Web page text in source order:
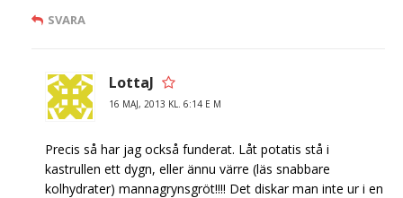
SVARA
LottaJ
16 MAJ, 2013 KL. 6:14 E M
Precis så har jag också funderat. Låt potatis stå i
kastrullen ett dygn, eller ännu värre (läs snabbare
kolhydrater) mannagrynsgröt!!!! Det diskar man inte ur i en